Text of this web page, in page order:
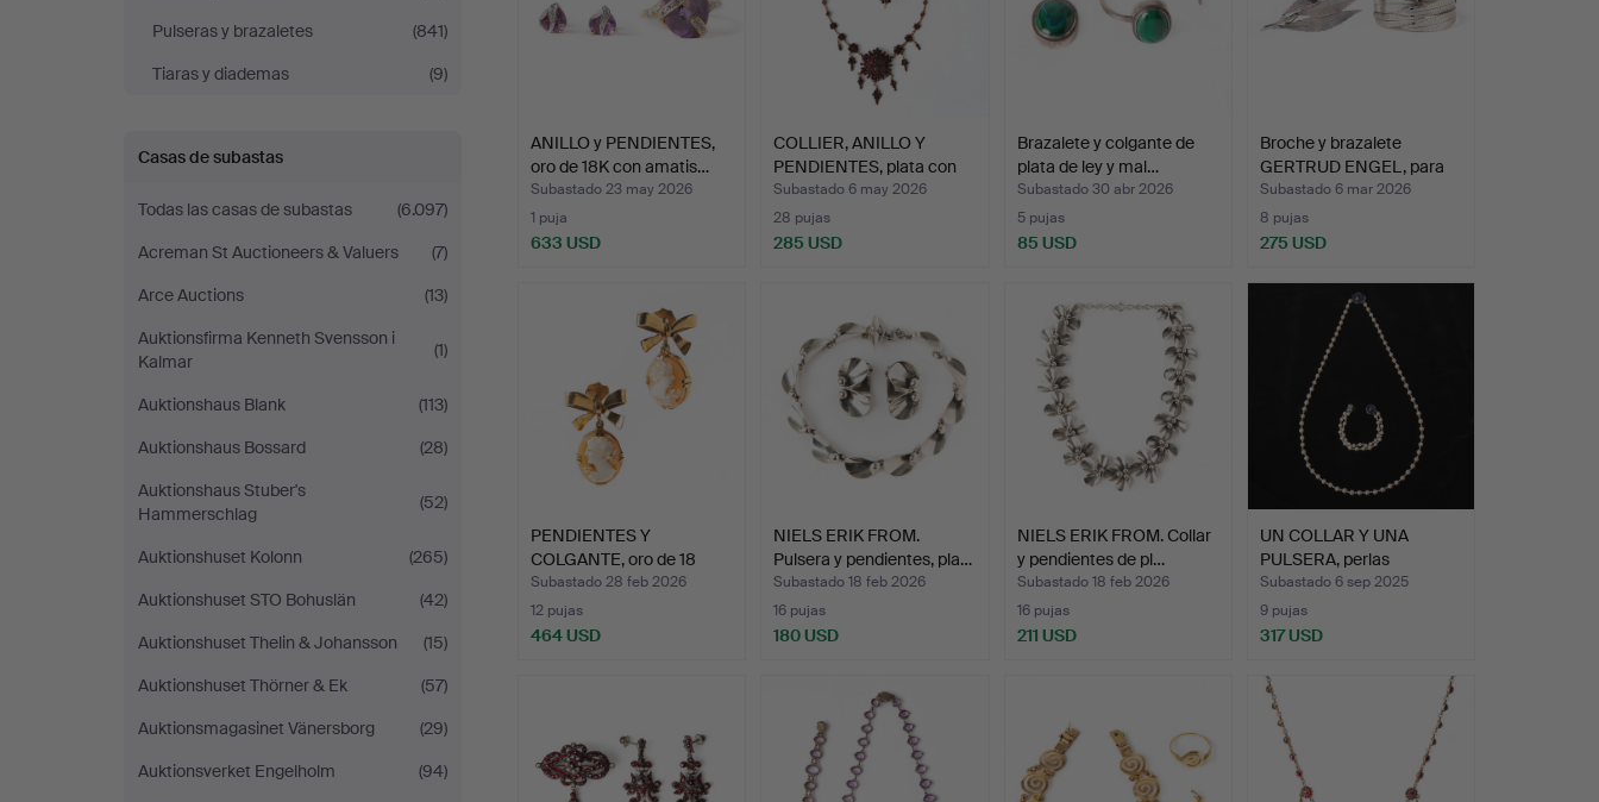
Pulseras y brazaletes
(841)
Tiaras y diademas
(9)
Casas de subastas
Todas las casas de subastas
(6.097)
Acreman St Auctioneers & Valuers
(7)
Arce Auctions
(13)
Auktionsfirma Kenneth Svensson i
Kalmar
(1)
Auktionshaus Blank
(113)
Auktionshaus Bossard
(28)
Auktionshaus Stuber's
Hammerschlag
(52)
Auktionshuset Kolonn
(265)
Auktionshuset STO Bohuslän
(42)
Auktionshuset Thelin & Johansson
(15)
Auktionshuset Thörner & Ek
(57)
Auktionsmagasinet Vänersborg
(29)
Auktionsverket Engelholm
(94)
ANILLO y PENDIENTES,
oro de 18K con amatis…
Subastado 23 may 2026
1 puja
633 USD
COLLIER, ANILLO Y
PENDIENTES, plata con
gr…
Subastado 6 may 2026
28 pujas
285 USD
Brazalete y colgante de
plata de ley y mal…
Subastado 30 abr 2026
5 pujas
85 USD
Broche y brazalete
GERTRUD ENGEL, para
Mic…
Subastado 6 mar 2026
8 pujas
275 USD
PENDIENTES Y
COLGANTE, oro de 18
quilates …
Subastado 28 feb 2026
12 pujas
464 USD
NIELS ERIK FROM.
Pulsera y pendientes, pla…
Subastado 18 feb 2026
16 pujas
180 USD
NIELS ERIK FROM. Collar
y pendientes de pl…
Subastado 18 feb 2026
16 pujas
211 USD
UN COLLAR Y UNA
PULSERA, perlas
cultivadas…
Subastado 6 sep 2025
9 pujas
317 USD